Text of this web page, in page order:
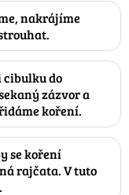
nakrájíme
cibulku do
zázvor a
koření.
se koření
rajčata. V tuto